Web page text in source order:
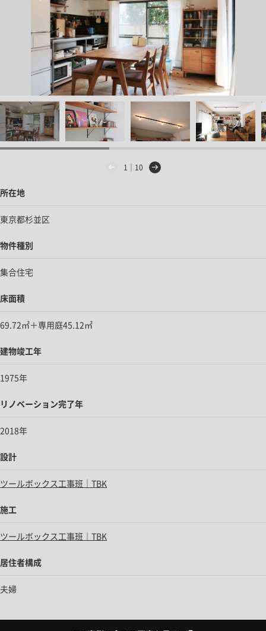
1｜10
所在地
東京都杉並区
物件種別
集合住宅
床面積
69.72㎡＋専用庭45.12㎡
建物竣工年
1975年
リノベーション完了年
2018年
設計
ツールボックス工事班｜TBK
施工
ツールボックス工事班｜TBK
居住者構成
夫婦